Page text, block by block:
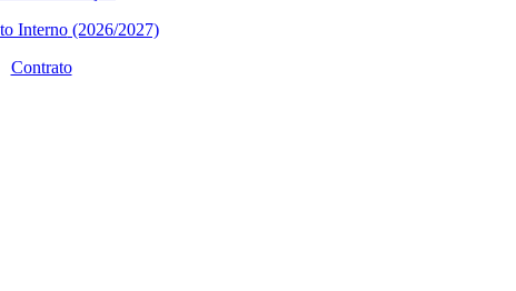
Interno(2026/2027)
Contrato